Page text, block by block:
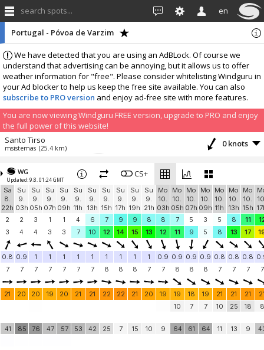
search spots... en
We have detected that you are using an AdBLock. Of course we
understand that advertising can be annoying, but it allows us to offer
weather information for "free". Please consider whitelisting Windguru in
your Ad blocker to help us keep the free site available. You can also
subscribe to PRO version and enjoy ad-free site with more features.
You are now viewing Windguru FREE version, upgrade to PRO and enjoy
the full power of this website!
Portugal - Póvoa de Varzim
Santo Tirso
msistemas (25.4 km) 0 knots
Porto
TAP Teste 3 (25.8 km)
Santa Comba
scomba (42.9 km)
0 knots
Guimarães
0.3 knots
Add your station...
WG
Updated: 9.8. 01:24 GMT
CS+
Sa
8.
22h
Su
9.
03h
Su
9.
05h
Su
9.
07h
Su
9.
09h
Su
9.
11h
Su
9.
13h
Su
9.
15h
Su
9.
17h
Su
9.
19h
Su
9.
21h
Mo
10.
03h
Mo
10.
05h
Mo
10.
07h
Mo
10.
09h
Mo
10.
11h
Mo
10.
13h
Mo
10.
15h
2
2 3 1 1 4 6 7 9 9 8 8 7 5 3 5 8 11
3
4 4 3 3 7 10 12 14 15 13 12 11 9 5 8 13 17
0.8 0.9 1 1 1 1 1 1 1 1 1 0.9 0.9 0.9 0.9 0.8 0.8 0.8
7
7 7 7 7 7 7 8 8 8 7 7 8 8 8 7 7 7 7
21 20 20 19 20 21 21 22 22 21 20 19 19 18 19 21 21 21
41 85 76 47 57 53 42 25 7 15 10 9
10
64
7
61
7
64
10
11
25
13
18
9
8